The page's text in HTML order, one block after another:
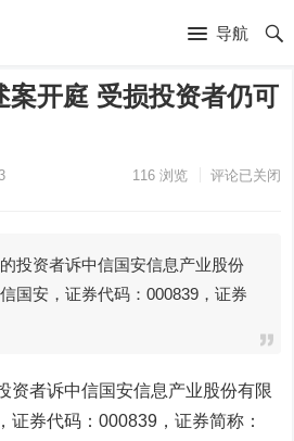
导航
案开庭 受损投资者仍可
116浏览 评论已关闭
资者诉中信国安信息产业股份
国安，证券代码：000839，证券
者诉中信国安信息产业股份有限
证券代码：000839，证券简称：